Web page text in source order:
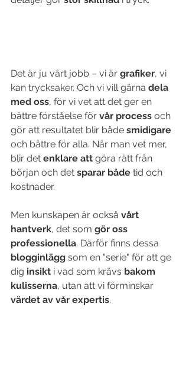
Det är ju vårt jobb – vi är grafiker, vi
kan trycksaker. Och vi vill gärna dela
med oss, för vi vet att det ger en
bättre förståelse för vår process och
gör att resultatet blir både smidigare
och bättre för alla. När man vet mer,
blir det enklare att göra rätt från
början och det sparar både tid och
kostnader.
Men kunskapen är också vårt
hantverk, det som gör oss
professionella. Därför finns dessa
blogginlägg som en "serie" för att ge
dig insikt i vad som krävs bakom
kulisserna, utan att vi förminskar
värdet av vår expertis.